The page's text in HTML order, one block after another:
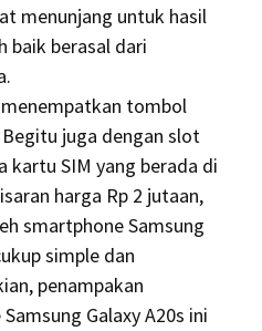
menunjang untuk hasil
baik berasal dari
tombol
juga dengan slot
kartu SIM yang berada di
harga Rp 2 jutaan,
smartphone Samsung
simple dan
penampakan
Galaxy A20s ini